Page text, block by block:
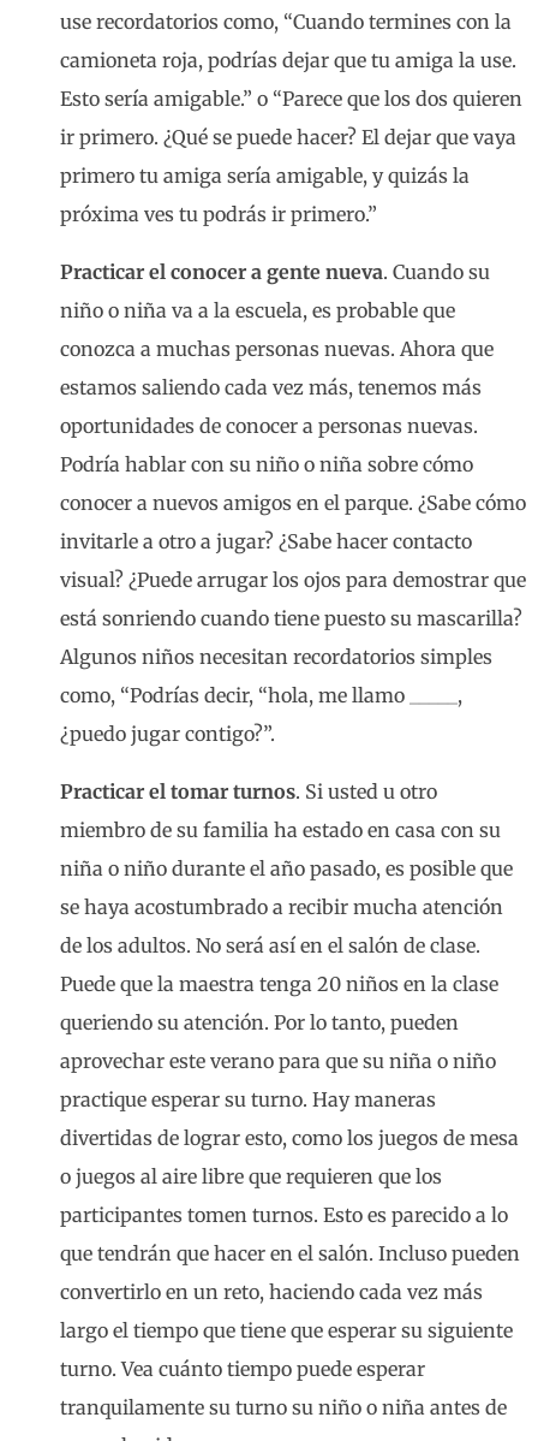
use recordatorios como, “Cuando termines con la
camioneta roja, podrías dejar que tu amiga la use.
Esto sería amigable.” o “Parece que los dos quieren
ir primero. ¿Qué se puede hacer? El dejar que vaya
primero tu amiga sería amigable, y quizás la
próxima ves tu podrás ir primero.”
Practicar el conocer a gente nueva. Cuando su
niño o niña va a la escuela, es probable que
conozca a muchas personas nuevas. Ahora que
estamos saliendo cada vez más, tenemos más
oportunidades de conocer a personas nuevas.
Podría hablar con su niño o niña sobre cómo
conocer a nuevos amigos en el parque. ¿Sabe cómo
invitarle a otro a jugar? ¿Sabe hacer contacto
visual? ¿Puede arrugar los ojos para demostrar que
está sonriendo cuando tiene puesto su mascarilla?
Algunos niños necesitan recordatorios simples
como, “Podrías decir, “hola, me llamo _____,
¿puedo jugar contigo?”.
Practicar el tomar turnos. Si usted u otro
miembro de su familia ha estado en casa con su
niña o niño durante el año pasado, es posible que
se haya acostumbrado a recibir mucha atención
de los adultos. No será así en el salón de clase.
Puede que la maestra tenga 20 niños en la clase
queriendo su atención. Por lo tanto, pueden
aprovechar este verano para que su niña o niño
practique esperar su turno. Hay maneras
divertidas de lograr esto, como los juegos de mesa
o juegos al aire libre que requieren que los
participantes tomen turnos. Esto es parecido a lo
que tendrán que hacer en el salón. Incluso pueden
convertirlo en un reto, haciendo cada vez más
largo el tiempo que tiene que esperar su siguiente
turno. Vea cuánto tiempo puede esperar
tranquilamente su turno su niño o niña antes de